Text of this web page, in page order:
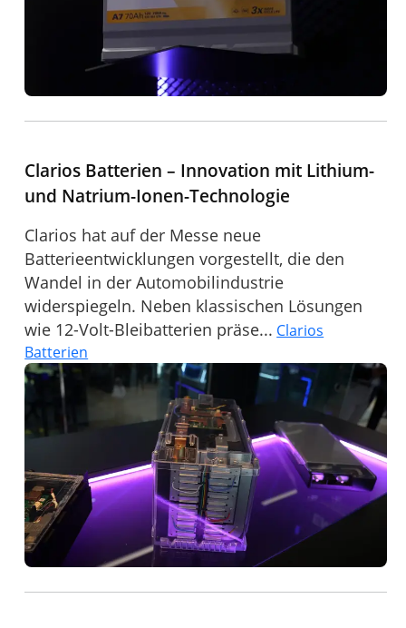
Clarios Batterien – Innovation mit Lithium-
und Natrium-Ionen-Technologie
Clarios hat auf der Messe neue
Batterieentwicklungen vorgestellt, die den
Wandel in der Automobilindustrie
widerspiegeln. Neben klassischen Lösungen
wie 12-Volt-Bleibatterien präse... Clarios
Batterien